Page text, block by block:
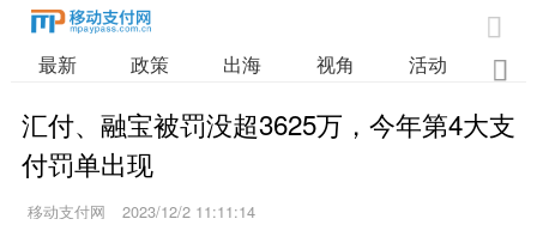

最新 政策 出海 视角 活动 业

汇付、融宝被罚没超3625万，今年第4大支
付罚单出现
移动支付网 2023/12/2 11:11:14